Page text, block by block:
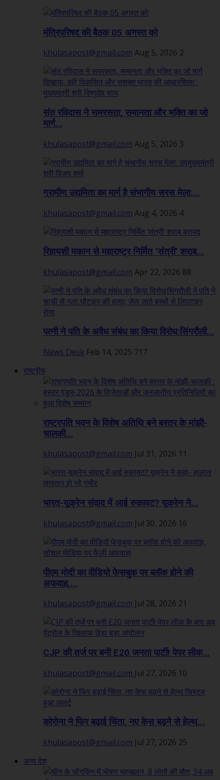
मंत्रिपरिषद की बैठक 05 अगस्त को
khulasapost@gmail.com Aug 5, 2026 2
संत रविदास ने समरसता, समानता और भक्ति का जो
मार्ग...
khulasapost@gmail.com Aug 5, 2026 3
ग्रामीण उद्यमिता का मार्ग है संभागीय सरस मेला:...
khulasapost@gmail.com Aug 4, 2026 4
रिहायशी मकान से महाराष्ट्र निर्मित ‘संत्री’ शराब...
khulasapost@gmail.com Apr 22, 2026 88
पत्नी ने पति के अवैध संबंध का किया विरोध:सिंगरौली...
News Desk Feb 14, 2025 717
राष्ट्रीय
राष्ट्रपति भवन के विशेष अतिथि बने बस्तर के मांझी-
चालकी...
khulasapost@gmail.com Jul 31, 2026 11
भारत-यूक्रेन संवाद में आई रुकावट? यूक्रेन ने...
khulasapost@gmail.com Jul 30, 2026 16
पीएम मोदी का वीडियो फेसबुक पर ब्लॉक होने की
अफवाह,...
khulasapost@gmail.com Jul 28, 2026 21
CJP की तर्ज पर बनी E20 जनता पार्टी! पेपर लीक...
khulasapost@gmail.com Jul 27, 2026 10
कोरोना ने फिर बढ़ाई चिंता, नए केस बढ़ने से हेल्थ...
khulasapost@gmail.com Jul 27, 2026 25
अन्य देश